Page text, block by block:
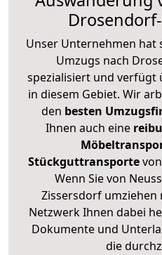
Unser Unternehmen hat
Umzugs nach
spezialisiert und verfügt
in diesem Gebiet. Wir
den besten
Ihnen auch eine
Stückguttransporte
Wenn Sie von
Zissersdorf
Netzwerk Ihnen dabei
Dokumente und
die